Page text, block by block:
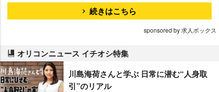
続きはこちら
sponsored by 求人ボックス
オリコンニュース イチオシ特集
川島海荷さんと学ぶ 日常に潜む“人身取
引”のリアル